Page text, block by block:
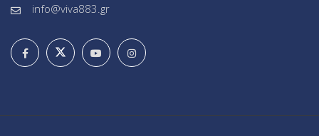
info@viva883.gr